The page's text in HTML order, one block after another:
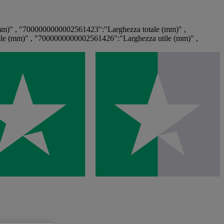
, "7000000000002561423":"Larghezza totale (mm)" ,
(mm)" , "7000000000002561426":"Larghezza utile (mm)" ,